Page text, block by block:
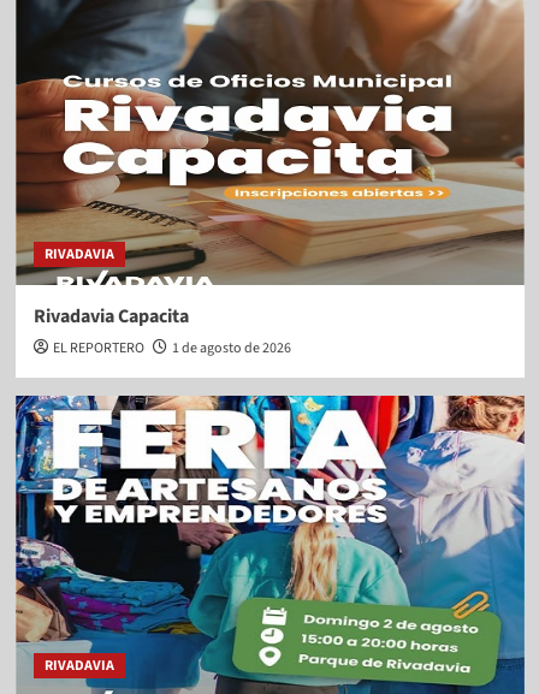
RIVADAVIA
Rivadavia Capacita
EL REPORTERO 1 de agosto de 2026
RIVADAVIA